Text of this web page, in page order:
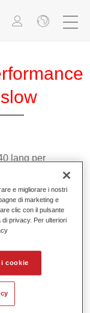
lang per
Füller
totali
e migliorare i nostri
di marketing e
clic con il pulsante
privacy. Per ulteriori
cookie